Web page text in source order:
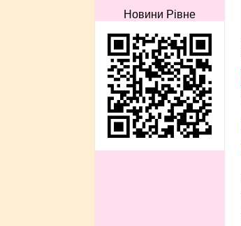
Новини Рівне